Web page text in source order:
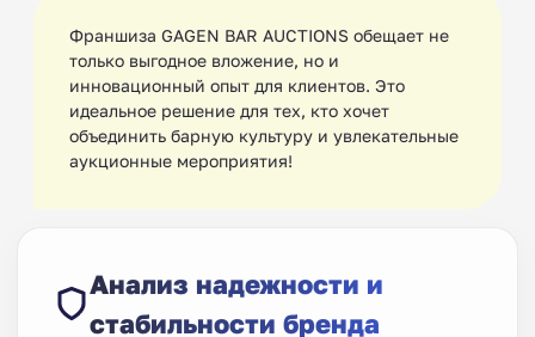
Франшиза GAGEN BAR AUCTIONS обещает не
только выгодное вложение, но и
инновационный опыт для клиентов. Это
идеальное решение для тех, кто хочет
объединить барную культуру и увлекательные
аукционные мероприятия!
Анализ надежности и
стабильности бренда